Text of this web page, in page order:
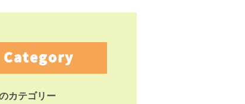
Category
カテゴリー